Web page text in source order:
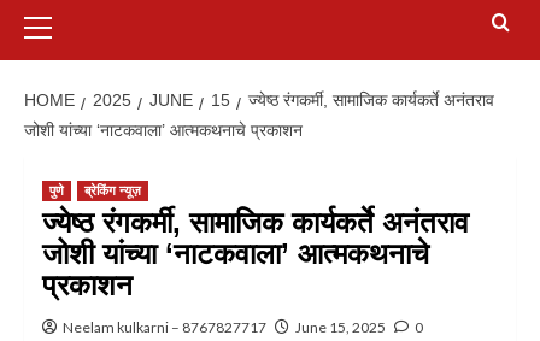
HOME 2025 JUNE 15
ज्येष्ठ रंगकर्मी, सामाजिक कार्यकर्ते अनंतराव
जोशी यांच्या ‘नाटकवाला’ आत्मकथनाचे प्रकाशन
पुणे ब्रेकिंग न्यूज़
ज्येष्ठ रंगकर्मी, सामाजिक कार्यकर्ते अनंतराव
जोशी यांच्या ‘नाटकवाला’ आत्मकथनाचे
प्रकाशन
Neelam kulkarni – 8767827717 June 15, 2025 0